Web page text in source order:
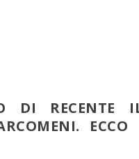
DI RECENTE
ECCO